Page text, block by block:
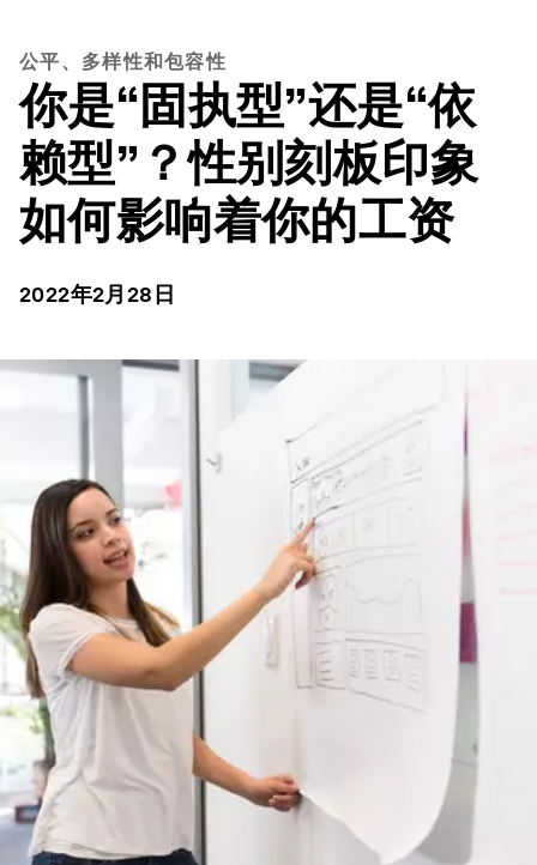
公平、多样性和包容性
你是“固执型”还是“依
赖型”？性别刻板印象
如何影响着你的工资
2022年2月28日